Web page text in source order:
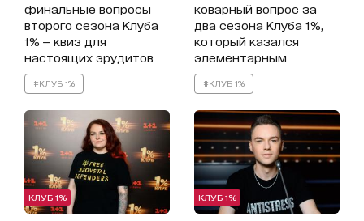
финальные вопросы
второго сезона Клуба
1% — квиз для
настоящих эрудитов
#КЛУБ 1%
коварный вопрос за
два сезона Клуба 1%,
который казался
элементарным
#КЛУБ 1%
КЛУБ 1% КЛУБ 1%